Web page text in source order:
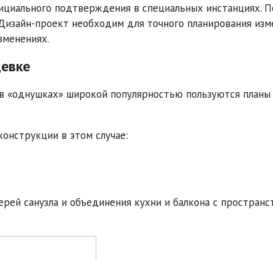
подтверждения в специальных инстанциях.
проект необходим для точного планирования
широкой популярностью пользуются планы
в этом случае:
санузла и объединения кухни и балкона с